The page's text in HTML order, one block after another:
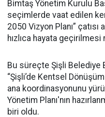
Bimtaş Yönetim Kurulu
seçimlerde vaat edilen
2050 Vizyon Planı”
hızlıca hayata geçirilmesi
Bu süreçte Şişli Belediye
“Şişli’de Kentsel
ana koordinasyonunu
Yönetim Planı'nın
biri oldu.